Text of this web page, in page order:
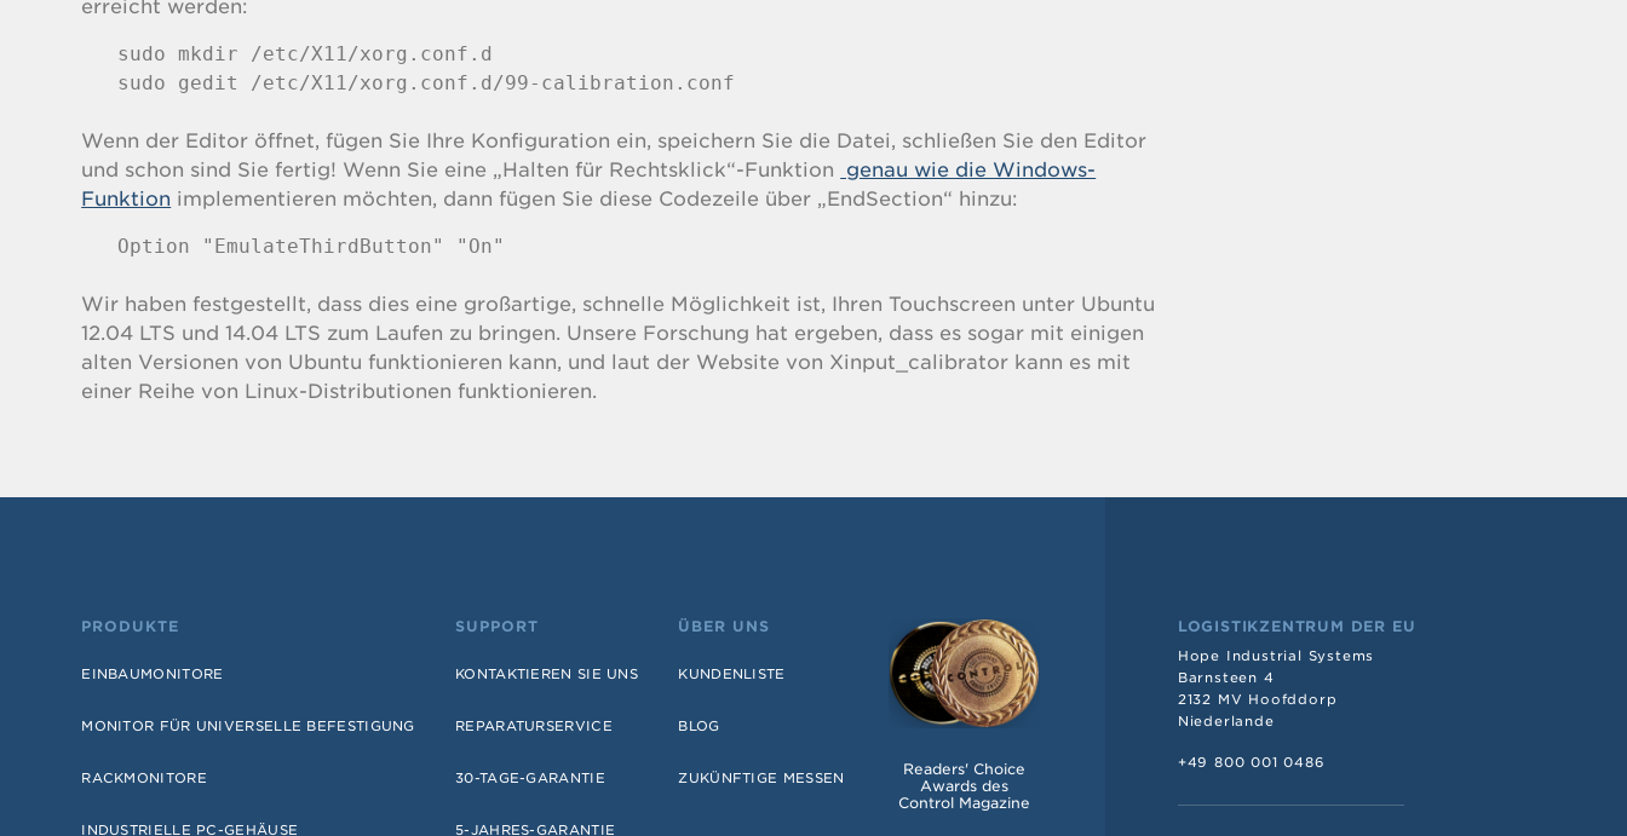
erreicht werden:
sudo mkdir /etc/X11/xorg.conf.d
sudo gedit /etc/X11/xorg.conf.d/99-calibration.conf
Wenn der Editor öffnet, fügen Sie Ihre Konfiguration ein, speichern Sie die Datei, schließen Sie den Editor
und schon sind Sie fertig! Wenn Sie eine „Halten für Rechtsklick“-Funktion
genau wie die Windows-
Funktion implementieren möchten, dann fügen Sie diese Codezeile über „EndSection“ hinzu:
Option "EmulateThirdButton" "On"
Wir haben festgestellt, dass dies eine großartige, schnelle Möglichkeit ist, Ihren Touchscreen unter Ubuntu
12.04 LTS und 14.04 LTS zum Laufen zu bringen. Unsere Forschung hat ergeben, dass es sogar mit einigen
alten Versionen von Ubuntu funktionieren kann, und laut der Website von Xinput_calibrator kann es mit
einer Reihe von Linux-Distributionen funktionieren.
PRODUKTE
EINBAUMONITORE
MONITOR FÜR UNIVERSELLE BEFESTIGUNG
RACKMONITORE
INDUSTRIELLE PC-GEHÄUSE
SUPPORT
KONTAKTIEREN SIE UNS
REPARATURSERVICE
30-TAGE-GARANTIE
5-JAHRES-GARANTIE
ÜBER UNS
KUNDENLISTE
BLOG
ZUKÜNFTIGE MESSEN
Readers' Choice
Awards des
Control Magazine
LOGISTIKZENTRUM DER EU
Hope Industrial Systems
Barnsteen 4
2132 MV Hoofddorp
Niederlande
+49 800 001 0486